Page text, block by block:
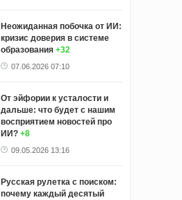
Неожиданная побочка от ИИ:
кризис доверия в системе
образования +32
07.06.2026 07:10
От эйфории к усталости и
дальше: что будет с нашим
восприятием новостей про
ИИ? +8
09.05.2026 13:16
Русская рулетка с поиском:
почему каждый десятый